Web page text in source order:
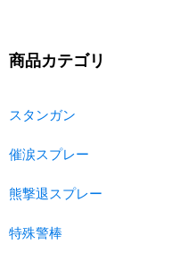
商品カテゴリ
スタンガン
催涙スプレー
熊撃退スプレー
特殊警棒